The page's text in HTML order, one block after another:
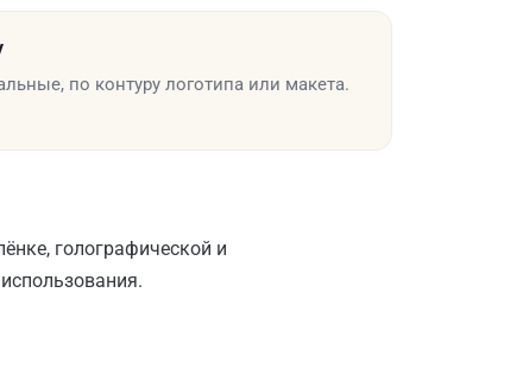
по контуру логотипа или макета.
голографической и